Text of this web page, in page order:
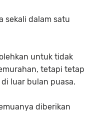
sekali dalam satu
untuk tidak
tetapi tetap
luar bulan puasa.
diberikan